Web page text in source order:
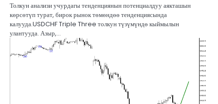
Толкун анализи учурдагы тенденциянын потенциалдуу аякташын
көрсөтүп турат, бирок рынок төмөндөө тенденциясында
калууда.USDCHF Triple Three толкун түзүмүндө кыймылын
улантууда. Азыр,…